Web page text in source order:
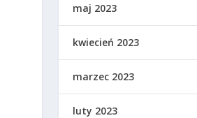
maj 2023
kwiecień 2023
marzec 2023
luty 2023